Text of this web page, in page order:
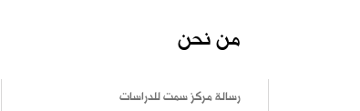
من نحن
رسالة مركز سمت للدراسات